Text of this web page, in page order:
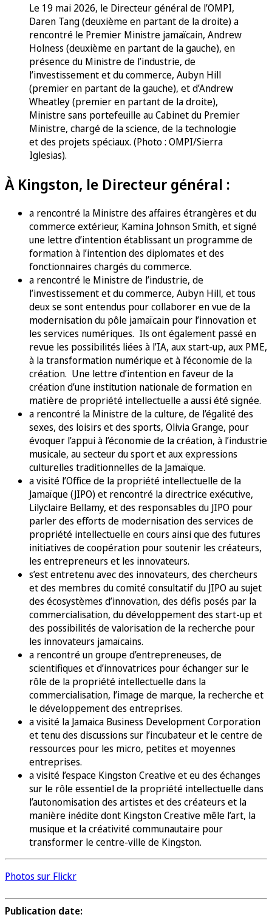
Le 19 mai 2026, le Directeur général de l’OMPI,
Daren Tang (deuxième en partant de la droite) a
rencontré le Premier Ministre jamaïcain, Andrew
Holness (deuxième en partant de la gauche), en
présence du Ministre de l’industrie, de
l’investissement et du commerce, Aubyn Hill
(premier en partant de la gauche), et d’Andrew
Wheatley (premier en partant de la droite),
Ministre sans portefeuille au Cabinet du Premier
Ministre, chargé de la science, de la technologie
et des projets spéciaux. (Photo : OMPI/Sierra
Iglesias).
À Kingston, le Directeur général :
a rencontré la Ministre des affaires étrangères et du
commerce extérieur, Kamina Johnson Smith, et signé
une lettre d’intention établissant un programme de
formation à l’intention des diplomates et des
fonctionnaires chargés du commerce.
a rencontré le Ministre de l’industrie, de
l’investissement et du commerce, Aubyn Hill, et tous
deux se sont entendus pour collaborer en vue de la
modernisation du pôle jamaïcain pour l’innovation et
les services numériques. Ils ont également passé en
revue les possibilités liées à l’IA, aux start-up, aux PME,
à la transformation numérique et à l’économie de la
création. Une lettre d’intention en faveur de la
création d’une institution nationale de formation en
matière de propriété intellectuelle a aussi été signée.
a rencontré la Ministre de la culture, de l’égalité des
sexes, des loisirs et des sports, Olivia Grange, pour
évoquer l’appui à l’économie de la création, à l’industrie
musicale, au secteur du sport et aux expressions
culturelles traditionnelles de la Jamaïque.
a visité l’Office de la propriété intellectuelle de la
Jamaïque (JIPO) et rencontré la directrice exécutive,
Lilyclaire Bellamy, et des responsables du JIPO pour
parler des efforts de modernisation des services de
propriété intellectuelle en cours ainsi que des futures
initiatives de coopération pour soutenir les créateurs,
les entrepreneurs et les innovateurs.
s’est entretenu avec des innovateurs, des chercheurs
et des membres du comité consultatif du JIPO au sujet
des écosystèmes d’innovation, des défis posés par la
commercialisation, du développement des start-up et
des possibilités de valorisation de la recherche pour
les innovateurs jamaïcains.
a rencontré un groupe d’entrepreneuses, de
scientifiques et d’innovatrices pour échanger sur le
rôle de la propriété intellectuelle dans la
commercialisation, l’image de marque, la recherche et
le développement des entreprises.
a visité la Jamaica Business Development Corporation
et tenu des discussions sur l’incubateur et le centre de
ressources pour les micro, petites et moyennes
entreprises.
a visité l’espace Kingston Creative et eu des échanges
sur le rôle essentiel de la propriété intellectuelle dans
l’autonomisation des artistes et des créateurs et la
manière inédite dont Kingston Creative mêle l’art, la
musique et la créativité communautaire pour
transformer le centre-ville de Kingston.
Photos sur Flickr
Publication date: